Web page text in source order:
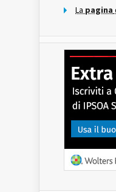
La pagina